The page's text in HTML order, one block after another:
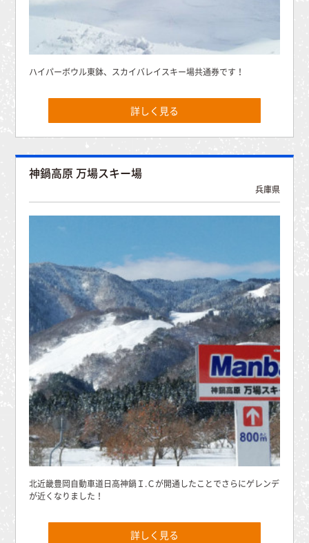
ハイパーボウル東鉢、スカイバレイスキー場共通券です！
詳しく見る
神鍋高原 万場スキー場
兵庫県
北近畿豊岡自動車道日高神鍋Ｉ.Ｃが開通したことでさらにゲレンデ
が近くなりました！
詳しく見る